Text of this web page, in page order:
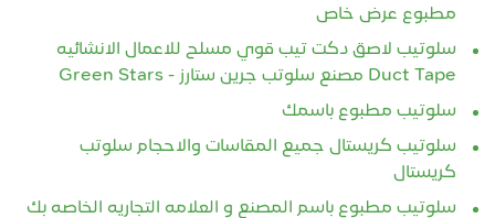
مطبوع عرض خاص
سلوتيب لاصق دكت تيب قوي مسلح للاعمال الانشائيه
Duct Tape مصنع سلوتب جرين ستارز - Green Stars
سلوتيب مطبوع باسمك
سلوتيب كريستال جميع المقاسات والاحجام سلوتب
كريستال
سلوتيب مطبوع باسم المصنع و العلامه التجاريه الخاصه بك